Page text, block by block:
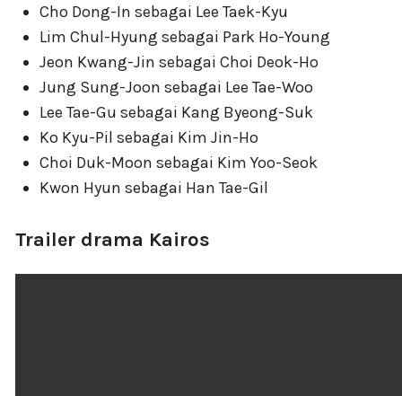
Cho Dong-In sebagai Lee Taek-Kyu
Lim Chul-Hyung sebagai Park Ho-Young
Jeon Kwang-Jin sebagai Choi Deok-Ho
Jung Sung-Joon sebagai Lee Tae-Woo
Lee Tae-Gu sebagai Kang Byeong-Suk
Ko Kyu-Pil sebagai Kim Jin-Ho
Choi Duk-Moon sebagai Kim Yoo-Seok
Kwon Hyun sebagai Han Tae-Gil
Trailer drama Kairos